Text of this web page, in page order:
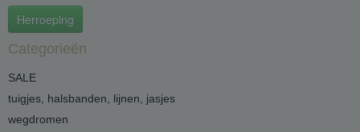
Herroeping
Categorieën
SALE
tuigjes, halsbanden, lijnen, jasjes
wegdromen